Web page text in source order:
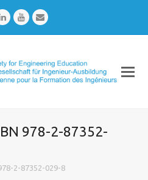
LinkedInYoutubeEmail
978-2-87352-
2-87352-029-8